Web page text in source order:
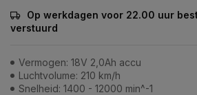
Op werkdagen voor 22.00 uur
verstuurd
Vermogen: 18V 2,0Ah accu
Luchtvolume: 210 km/h
Snelheid: 1400 - 12000 min^-1